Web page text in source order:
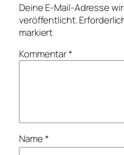
Deine E-Mail-Adresse
veröffentlicht.
markiert
Kommentar*
Name*